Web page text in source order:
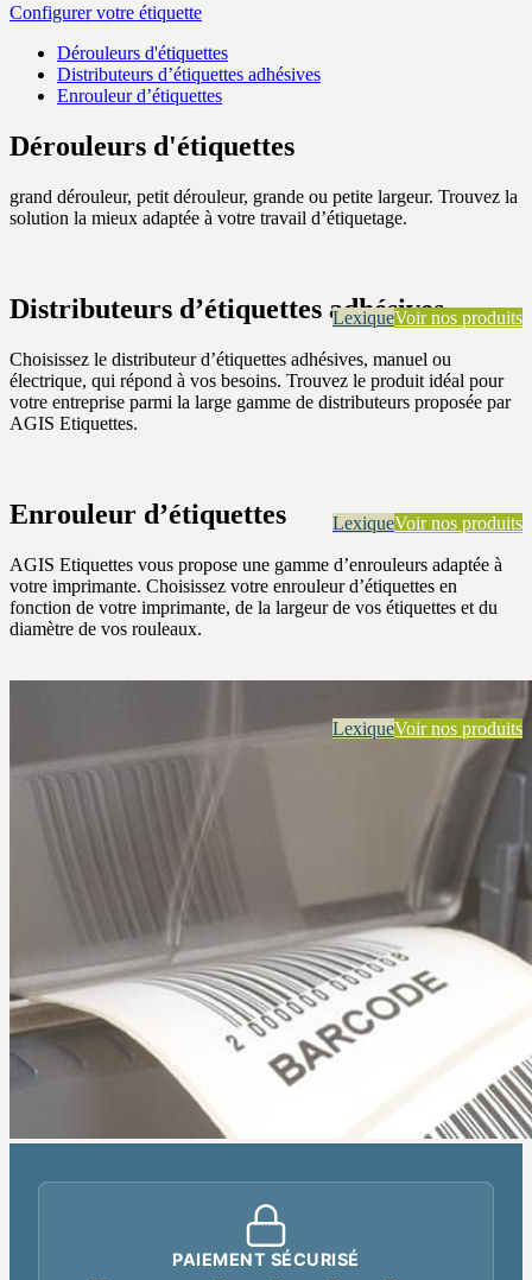
Configurer votre étiquette
Dérouleurs d'étiquettes
Distributeurs d’étiquettes adhésives
Enrouleur d’étiquettes
Dérouleurs d'étiquettes
grand dérouleur, petit dérouleur, grande ou petite largeur. Trouvez la
solution la mieux adaptée à votre travail d’étiquetage.
LexiqueVoir nos produits
Distributeurs d’étiquettes adhésives
Choisissez le distributeur d’étiquettes adhésives, manuel ou
électrique, qui répond à vos besoins. Trouvez le produit idéal pour
votre entreprise parmi la large gamme de distributeurs proposée par
AGIS Etiquettes.
LexiqueVoir nos produits
Enrouleur d’étiquettes
AGIS Etiquettes vous propose une gamme d’enrouleurs adaptée à
votre imprimante. Choisissez votre enrouleur d’étiquettes en
fonction de votre imprimante, de la largeur de vos étiquettes et du
diamètre de vos rouleaux.
LexiqueVoir nos produits
PAIEMENT SÉCURISÉ